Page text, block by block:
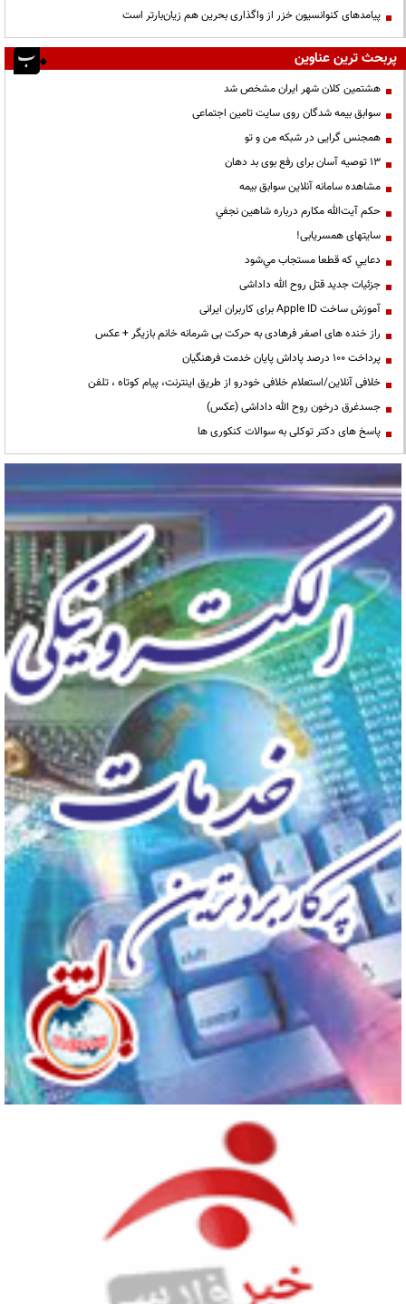
پیامدهای کنوانسیون خزر از واگذاری بحرین هم زیان‌بارتر است
پربحث ترین عناوین
هشتمین کلان شهر ایران مشخص شد
سوابق بیمه شدگان روی سایت تامین اجتماعی
همجنس گرایی در شبکه من و تو
13 توصیه آسان برای رفع بوی بد دهان
مشاهده سامانه آنلاين سوابق بیمه
حكم آيت‌الله مكارم درباره شاهين نجفي
سایتهای همسریابی!
دعايي كه قطعا مستجاب مي‌شود
جزئیات جدید قتل روح الله داداشی
آموزش ساخت Apple ID برای کاربران ایرانی
راز خنده های اصغر فرهادی به حرکت بی شرمانه خانم بازیگر + عکس
پرداخت ۱۰۰ درصد پاداش پایان خدمت فرهنگیان
خلافی آنلاین/استعلام خلافی خودرو از طریق اینترنت، پیام کوتاه ، تلفن
جسدغرق درخون روح الله داداشی (عکس)
پاسخ های دکتر توکلی به سوالات کنکوری ها